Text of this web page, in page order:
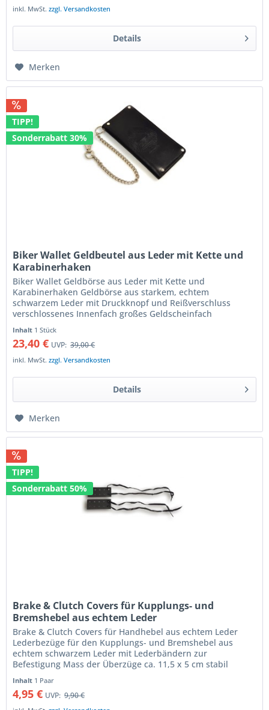
inkl. MwSt.zzgl. Versandkosten
Details
Merken
TIPP!
Sonderrabatt 30%
Biker Wallet Geldbeutel aus Leder mit Kette und
Karabinerhaken
Biker Wallet Geldbörse aus Leder mit Kette und
Karabinerhaken Geldbörse aus starkem, echtem
schwarzem Leder mit Druckknopf und Reißverschluss
verschlossenes Innenfach großes Geldscheinfach
Inhalt 1 Stück
23,40 € UVP: 39,00 €
inkl. MwSt.zzgl. Versandkosten
Details
Merken
TIPP!
Sonderrabatt 50%
Brake & Clutch Covers für Kupplungs- und
Bremshebel aus echtem Leder
Brake & Clutch Covers für Handhebel aus echtem Leder
Lederbezüge für den Kupplungs- und Bremshebel aus
echtem schwarzem Leder mit Lederbändern zur
Befestigung Mass der Überzüge ca. 11,5 x 5 cm stabil
Inhalt 1 Paar
4,95 € UVP: 9,90 €